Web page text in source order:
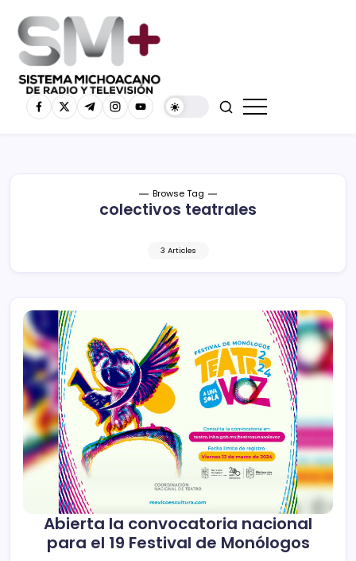
Browse Tag
colectivos teatrales
3 Articles
Abierta la convocatoria nacional
para el 19 Festival de Monólogos